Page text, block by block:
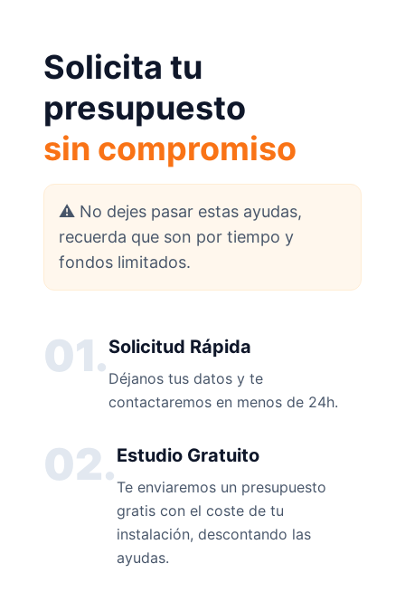
Solicita tu
presupuesto
sin compromiso
⚠️ No dejes pasar estas ayudas,
recuerda que son por tiempo y
fondos limitados.
01.Solicitud Rápida
Déjanos tus datos y te
contactaremos en menos de 24h.
02.Estudio Gratuito
Te enviaremos un presupuesto
gratis con el coste de tu
instalación, descontando las
ayudas.